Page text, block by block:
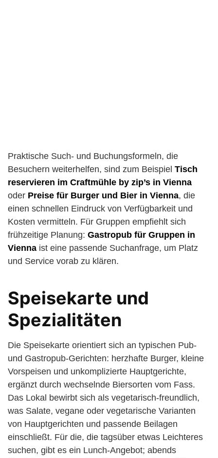
Praktische Such- und Buchungsformeln, die
Besuchern weiterhelfen, sind zum Beispiel Tisch
reservieren im Craftmühle by zip’s in Vienna
oder Preise für Burger und Bier in Vienna, die
einen schnellen Eindruck von Verfügbarkeit und
Kosten vermitteln. Für Gruppen empfiehlt sich
frühzeitige Planung: Gastropub für Gruppen in
Vienna ist eine passende Suchanfrage, um Platz
und Service vorab zu klären.
Speisekarte und
Spezialitäten
Die Speisekarte orientiert sich an typischen Pub-
und Gastropub-Gerichten: herzhafte Burger, kleine
Vorspeisen und unkomplizierte Hauptgerichte,
ergänzt durch wechselnde Biersorten vom Fass.
Das Lokal bewirbt sich als vegetarisch-freundlich,
was Salate, vegane oder vegetarische Varianten
von Hauptgerichten und passende Beilagen
einschließt. Für die, die tagsüber etwas Leichteres
suchen, gibt es ein Lunch-Angebot; abends